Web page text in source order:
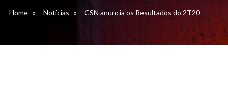
Home » Notícias » CSN anuncia os Resultados do 2T20